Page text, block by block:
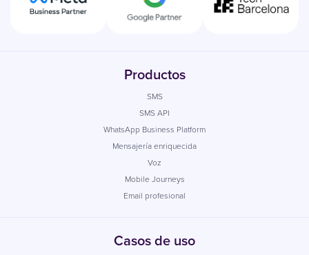
Productos
SMS
SMS API
WhatsApp Business Platform
Mensajería enriquecida
Voz
Mobile Journeys
Email profesional
Casos de uso